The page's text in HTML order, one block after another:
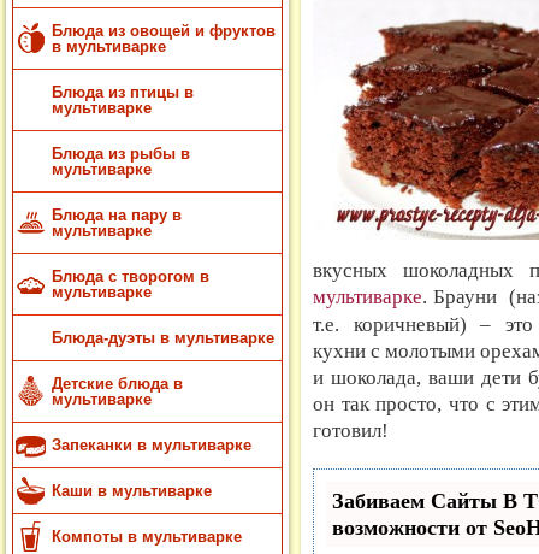
Блюда из овощей и фруктов
в мультиварке
Блюда из птицы в
мультиварке
Блюда из рыбы в
мультиварке
Блюда на пару в
мультиварке
Блюда с творогом в
мультиварке
Блюда-дуэты в мультиварке
Детские блюда в
мультиварке
Запеканки в мультиварке
Каши в мультиварке
Компоты в мультиварке
вкусных
мультиварке.Брауни
т.е. коричневый) –
кухни с молотыми
и шоколада, ваши дети
он так просто, что с
готовил!
Забиваем Сайты
возможности от